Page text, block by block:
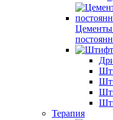
Цементы
Терапия